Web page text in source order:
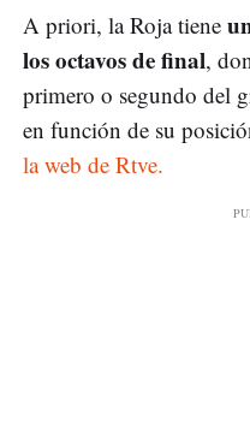
A priori, la Roja tiene
los octavos de final,
primero o segundo del
en función de su
la web de Rtve.